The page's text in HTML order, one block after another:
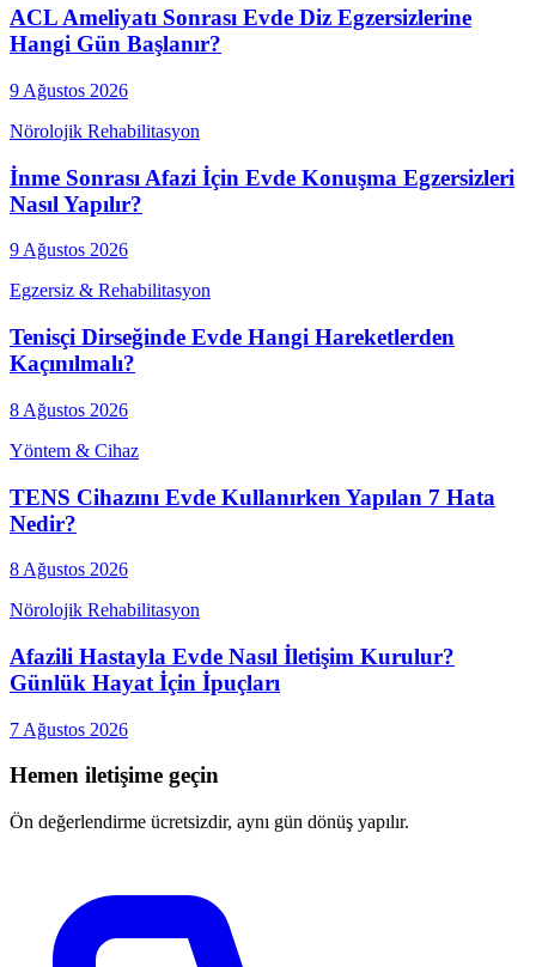
ACL Ameliyatı Sonrası Evde Diz Egzersizlerine
Hangi Gün Başlanır?
9 Ağustos 2026
Nörolojik Rehabilitasyon
İnme Sonrası Afazi İçin Evde Konuşma Egzersizleri
Nasıl Yapılır?
9 Ağustos 2026
Egzersiz & Rehabilitasyon
Tenisçi Dirseğinde Evde Hangi Hareketlerden
Kaçınılmalı?
8 Ağustos 2026
Yöntem & Cihaz
TENS Cihazını Evde Kullanırken Yapılan 7 Hata
Nedir?
8 Ağustos 2026
Nörolojik Rehabilitasyon
Afazili Hastayla Evde Nasıl İletişim Kurulur?
Günlük Hayat İçin İpuçları
7 Ağustos 2026
Hemen iletişime geçin
Ön değerlendirme ücretsizdir, aynı gün dönüş yapılır.